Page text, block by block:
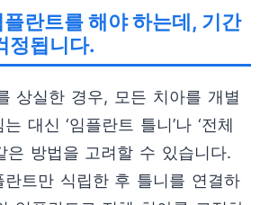
란트를 해야 하는데, 기간
정됩니다.
상실한 경우, 모든 치아를 개별
대신 ‘임플란트 틀니’나 ‘전체
은 방법을 고려할 수 있습니다.
란트만 식립한 후 틀니를 연결하